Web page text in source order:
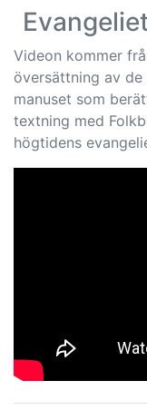
Videon kommer
översättning av
manuset som
textning med
högtidens